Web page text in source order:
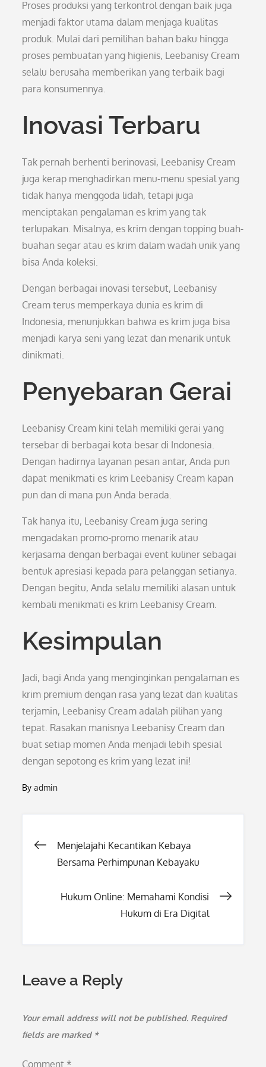
Proses produksi yang terkontrol dengan baik juga
menjadi faktor utama dalam menjaga kualitas
produk. Mulai dari pemilihan bahan baku hingga
proses pembuatan yang higienis, Leebanisy Cream
selalu berusaha memberikan yang terbaik bagi
para konsumennya.
Inovasi Terbaru
Tak pernah berhenti berinovasi, Leebanisy Cream
juga kerap menghadirkan menu-menu spesial yang
tidak hanya menggoda lidah, tetapi juga
menciptakan pengalaman es krim yang tak
terlupakan. Misalnya, es krim dengan topping buah-
buahan segar atau es krim dalam wadah unik yang
bisa Anda koleksi.
Dengan berbagai inovasi tersebut, Leebanisy
Cream terus memperkaya dunia es krim di
Indonesia, menunjukkan bahwa es krim juga bisa
menjadi karya seni yang lezat dan menarik untuk
dinikmati.
Penyebaran Gerai
Leebanisy Cream kini telah memiliki gerai yang
tersebar di berbagai kota besar di Indonesia.
Dengan hadirnya layanan pesan antar, Anda pun
dapat menikmati es krim Leebanisy Cream kapan
pun dan di mana pun Anda berada.
Tak hanya itu, Leebanisy Cream juga sering
mengadakan promo-promo menarik atau
kerjasama dengan berbagai event kuliner sebagai
bentuk apresiasi kepada para pelanggan setianya.
Dengan begitu, Anda selalu memiliki alasan untuk
kembali menikmati es krim Leebanisy Cream.
Kesimpulan
Jadi, bagi Anda yang menginginkan pengalaman es
krim premium dengan rasa yang lezat dan kualitas
terjamin, Leebanisy Cream adalah pilihan yang
tepat. Rasakan manisnya Leebanisy Cream dan
buat setiap momen Anda menjadi lebih spesial
dengan sepotong es krim yang lezat ini!
Byadmin
Post
Menjelajahi Kecantikan Kebaya
Bersama Perhimpunan Kebayaku
Hukum Online: Memahami Kondisi
Hukum di Era Digital
Leave a Reply
Your email address will not be published. Required
fields are marked *
Comment *